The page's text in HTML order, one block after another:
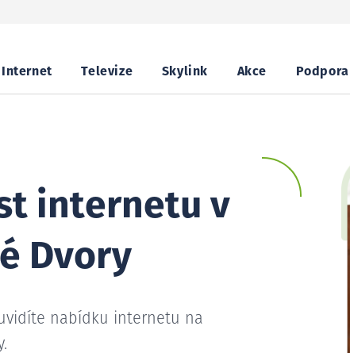
Internet Televize Skylink Akce Podpora
internetu v
Dvory
nabídku internetu na